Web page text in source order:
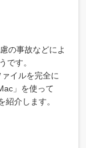
の事故などによ
です。
イルを完全に
」を使って
介します。